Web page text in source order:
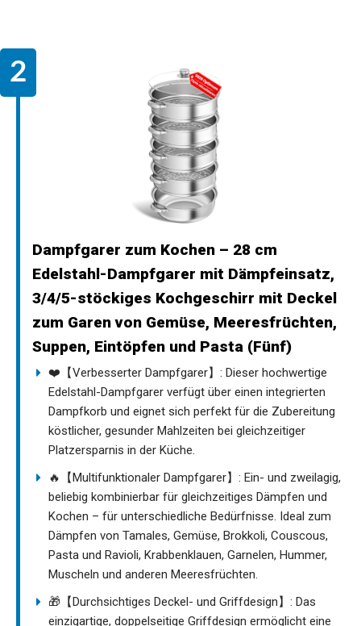
Dampfgarer zum Kochen – 28 cm
Edelstahl-Dampfgarer mit Dämpfeinsatz,
3/4/5-stöckiges Kochgeschirr mit Deckel
zum Garen von Gemüse, Meeresfrüchten,
Suppen, Eintöpfen und Pasta (Fünf)
❤️【Verbesserter Dampfgarer】: Dieser hochwertige
Edelstahl-Dampfgarer verfügt über einen integrierten
Dampfkorb und eignet sich perfekt für die Zubereitung
köstlicher, gesunder Mahlzeiten bei gleichzeitiger
Platzersparnis in der Küche.
🔥【Multifunktionaler Dampfgarer】: Ein- und zweilagig,
beliebig kombinierbar für gleichzeitiges Dämpfen und
Kochen – für unterschiedliche Bedürfnisse. Ideal zum
Dämpfen von Tamales, Gemüse, Brokkoli, Couscous,
Pasta und Ravioli, Krabbenklauen, Garnelen, Hummer,
Muscheln und anderen Meeresfrüchten.
🎁【Durchsichtiges Deckel- und Griffdesign】: Das
einzigartige, doppelseitige Griffdesign ermöglicht eine